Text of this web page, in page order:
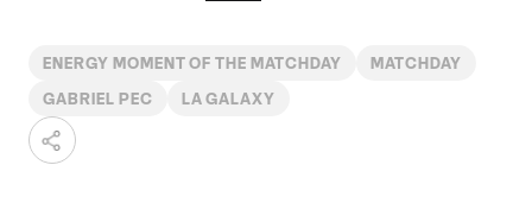
ENERGY MOMENT OF THE MATCHDAY MATCHDAY
GABRIEL PEC LA GALAXY